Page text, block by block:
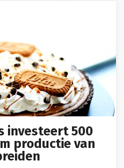
investeert 500
productie van